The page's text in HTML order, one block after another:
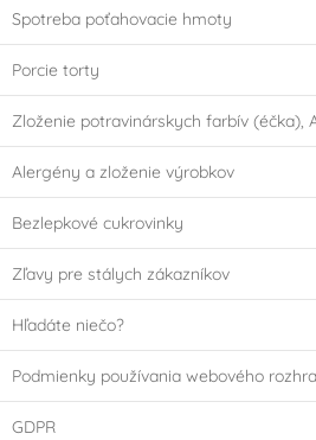
Spotreba poťahovacie hmoty
Porcie torty
Zloženie potravinárskych farbív (éčka),
Alergény a zloženie výrobkov
Bezlepkové cukrovinky
Zľavy pre stálych zákazníkov
Hľadáte niečo?
Podmienky používania webového
GDPR